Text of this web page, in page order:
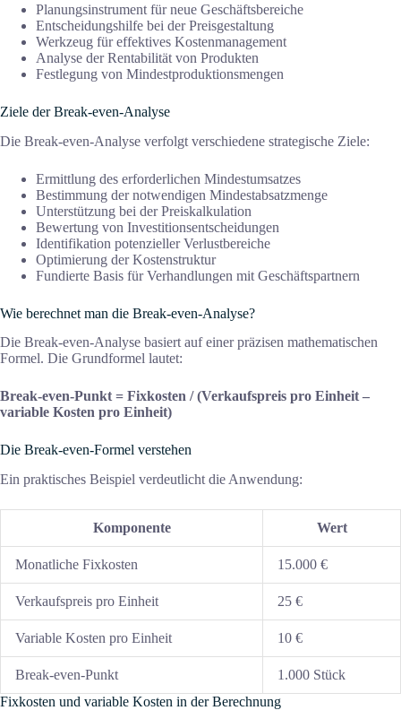
Planungsinstrument für neue Geschäftsbereiche
Entscheidungshilfe bei der Preisgestaltung
Werkzeug für effektives Kostenmanagement
Analyse der Rentabilität von Produkten
Festlegung von Mindestproduktionsmengen
Ziele der Break-even-Analyse
Die Break-even-Analyse verfolgt verschiedene strategische Ziele:
Ermittlung des erforderlichen Mindestumsatzes
Bestimmung der notwendigen Mindestabsatzmenge
Unterstützung bei der Preiskalkulation
Bewertung von Investitionsentscheidungen
Identifikation potenzieller Verlustbereiche
Optimierung der Kostenstruktur
Fundierte Basis für Verhandlungen mit Geschäftspartnern
Wie berechnet man die Break-even-Analyse?
Die Break-even-Analyse basiert auf einer präzisen mathematischen
Formel. Die Grundformel lautet:
Break-even-Punkt = Fixkosten / (Verkaufspreis pro Einheit –
variable Kosten pro Einheit)
Die Break-even-Formel verstehen
Ein praktisches Beispiel verdeutlicht die Anwendung:
Komponente Wert
Monatliche Fixkosten 15.000 €
Verkaufspreis pro Einheit 25 €
Variable Kosten pro Einheit 10 €
Break-even-Punkt
1.000 Stück
Fixkosten und variable Kosten in der Berechnung